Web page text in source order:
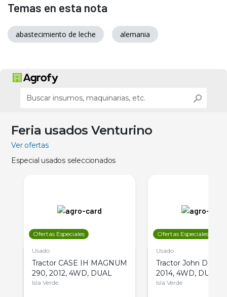
Temas en esta nota
abastecimiento de leche alemania
Feria usados Venturino
Ver ofertas
Especial usados seleccionados
Ofertas Especiales
Usado
Tractor CASE IH MAGNUM
290, 2012, 4WD, DUAL
Isla Verde
Ofertas Especiales
Usado
Tractor John Deere
2014, 4WD, DUAL
Isla Verde